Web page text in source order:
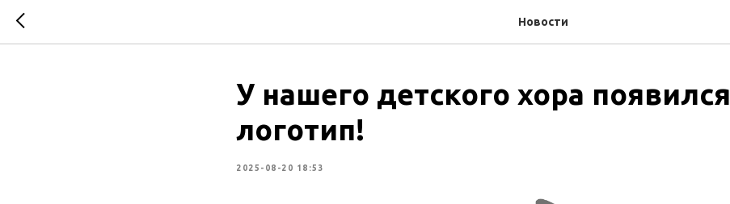
Новости
У нашего детского хора появился
логотип!
2025-08-20 18:53